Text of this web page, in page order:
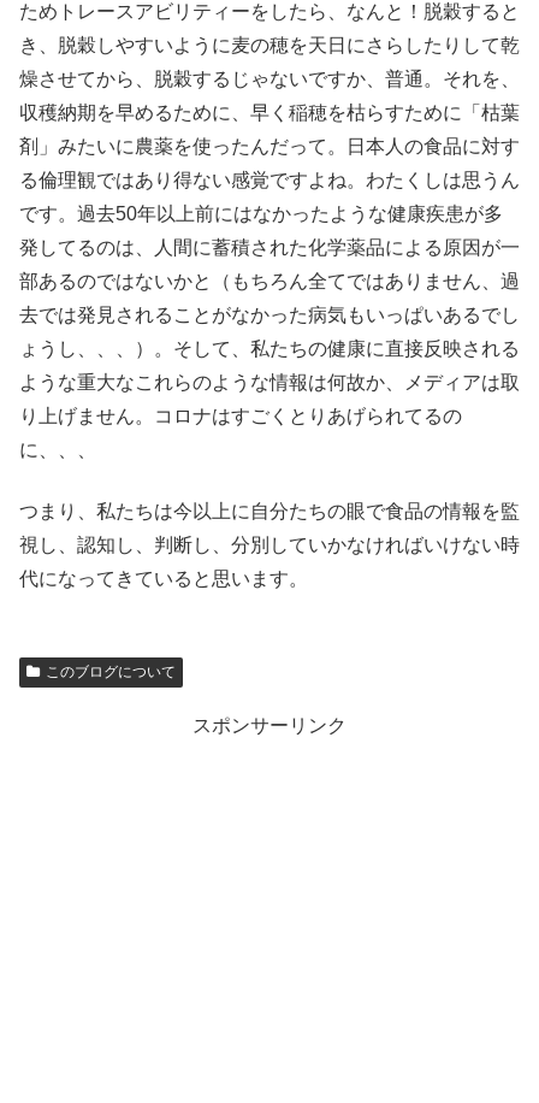
ためトレースアビリティーをしたら、なんと！脱穀すると
き、脱穀しやすいように麦の穂を天日にさらしたりして乾
燥させてから、脱穀するじゃないですか、普通。それを、
収穫納期を早めるために、早く稲穂を枯らすために「枯葉
剤」みたいに農薬を使ったんだって。日本人の食品に対す
る倫理観ではあり得ない感覚ですよね。わたくしは思うん
です。過去50年以上前にはなかったような健康疾患が多
発してるのは、人間に蓄積された化学薬品による原因が一
部あるのではないかと（もちろん全てではありません、過
去では発見されることがなかった病気もいっぱいあるでし
ょうし、、、）。そして、私たちの健康に直接反映される
ような重大なこれらのような情報は何故か、メディアは取
り上げません。コロナはすごくとりあげられてるの
に、、、
つまり、私たちは今以上に自分たちの眼で食品の情報を監
視し、認知し、判断し、分別していかなければいけない時
代になってきていると思います。
このブログについて
スポンサーリンク